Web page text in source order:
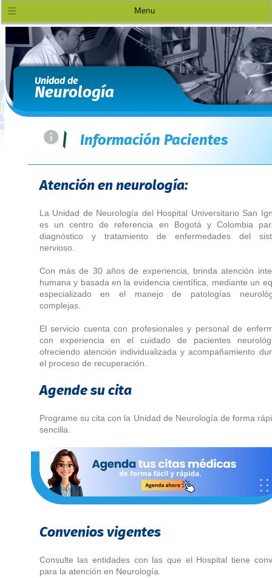
Menu
Unidad de
Neurología
= | Información Pacientes
Atención en neurología:
La Unidad de Neurología del Hospital Universitario San
es un centro de referencia en Bogotá y Colombia
diagnóstico y tratamiento de enfermedades del
nervioso.
Con más de 30 años de experiencia, brinda atención
humana y basada en la evidencia científica, mediante un
especializado en el manejo de patologías
complejas.
El servicio cuenta con profesionales y personal de
con experiencia en el cuidado de pacientes
ofreciendo atención individualizada y acompañamiento
el proceso de recuperación.
Agende su cita
Programe su cita con la Unidad de Neurología de forma
sencilla.
Convenios vigentes
Consulte las entidades con las que el Hospital tiene
para la atención en Neurología.